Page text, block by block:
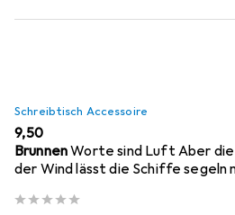
Schreibtisch Accessoire
EUR
9,50
BrunnenWorte sind Luft Aber
der Wind lässt die Schiffe segeln